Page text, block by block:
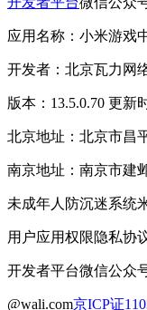
应用名称：小米游戏
开发者：北京瓦力网
版本：13.5.0.70 更新
北京地址：北京市昌
南京地址：南京市建
未成年人防沉迷系统
用户应用权限隐私协
开发者平台微信公众
@wali.com京ICP证